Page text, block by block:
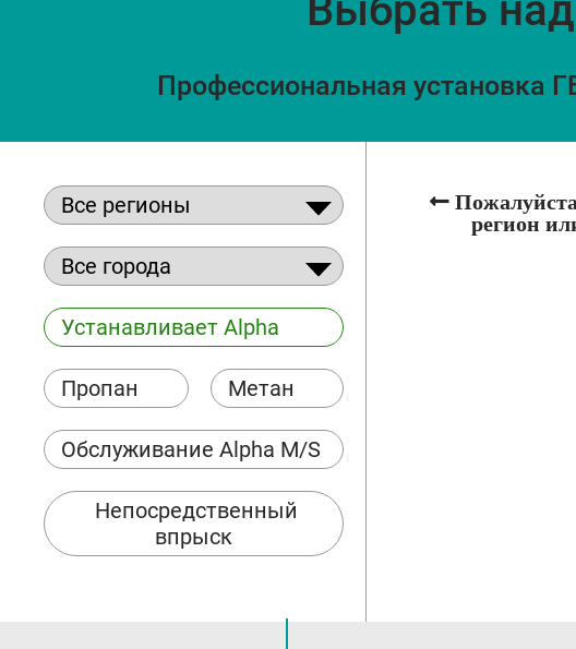
Выбрать
Профессиональная установка
Устанавливает Alpha
Пропан Метан
Обслуживание Alpha M/S
Непосредственный
впрыск
регион